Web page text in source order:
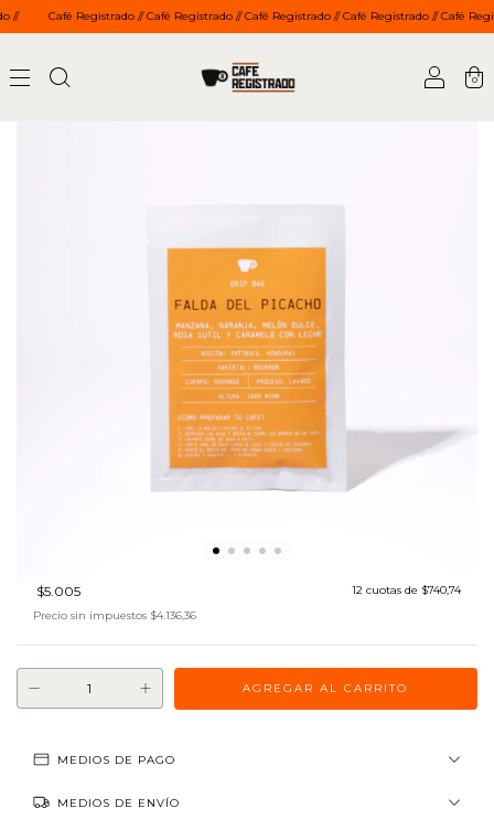
Registrado // Café Registrado // Café Registrado // Café Registrado // Café Registrado //
0
$5.005 12 cuotas de $740,74
Precio sin impuestos $4.136,36
MEDIOS DE PAGO
MEDIOS DE ENVÍO